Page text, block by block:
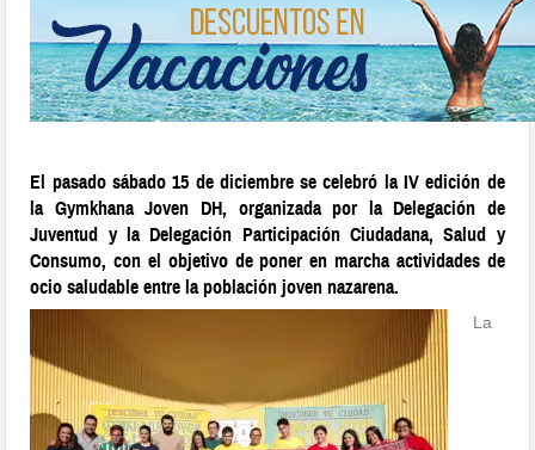
El pasado sábado 15 de diciembre se celebró la IV edición de
la Gymkhana Joven DH, organizada por la Delegación de
Juventud y la Delegación Participación Ciudadana, Salud y
Consumo, con el objetivo de poner en marcha actividades de
ocio saludable entre la población joven nazarena.
La